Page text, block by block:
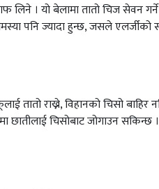
लिने । यो बेलामा तातो चिज सेवन
पनि ज्यादा हुन्छ, जसले एलर्जीको
राख्ने, विहानको चिसो बाहिर
छातीलाई चिसोबाट जोगाउन